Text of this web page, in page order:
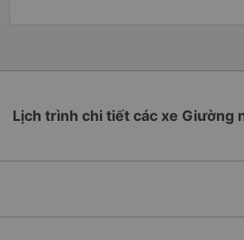
Lịch trình chi tiết các xe Giường